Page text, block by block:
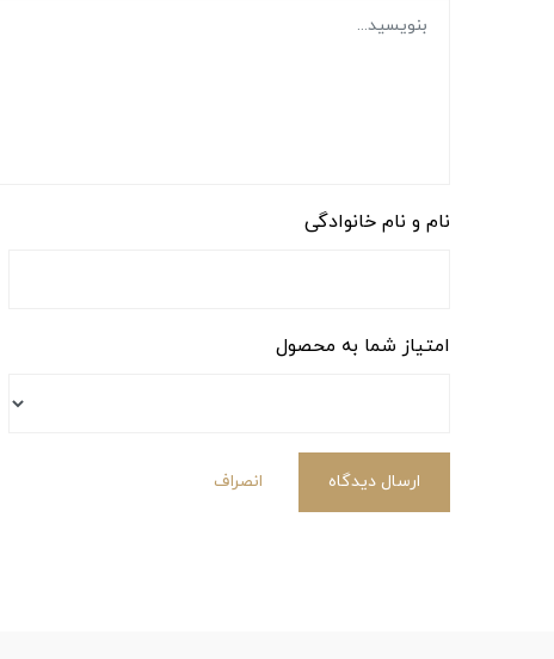
نام و نام خانوادگی
امتیاز شما به محصول
ارسال دیدگاه انصراف